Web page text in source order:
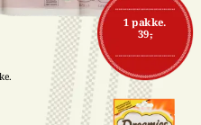
1 pakke.
39,-